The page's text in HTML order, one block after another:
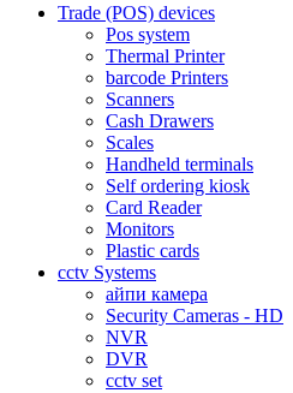
Trade (POS) devices
Pos system
Thermal Printer
barcode Printers
Scanners
Cash Drawers
Scales
Handheld terminals
Self ordering kiosk
Card Reader
Monitors
Plastic cards
cctv Systems
айпи камера
Security Cameras - HD
NVR
DVR
cctv set